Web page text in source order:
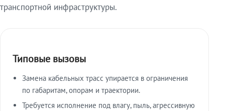
транспортной инфраструктуры.
Типовые вызовы
Замена кабельных трасс упирается в ограничения
по габаритам, опорам и траектории.
Требуется исполнение под влагу, пыль, агрессивную